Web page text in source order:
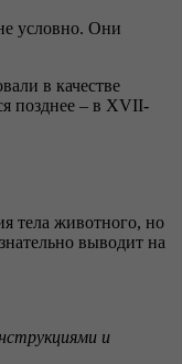
условно. Они
в качестве
позднее – в XVII-
тела животного, но
выводит на
и